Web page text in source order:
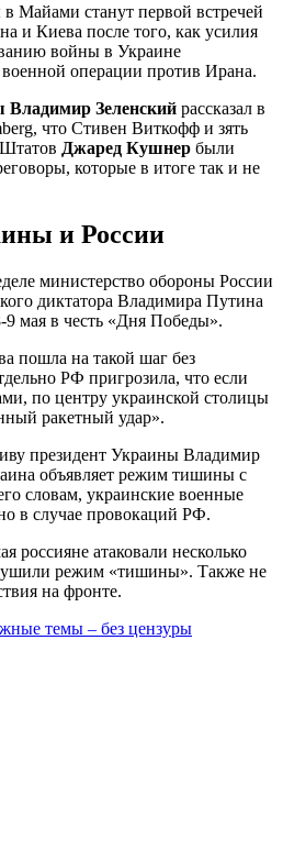
Майами станут первой встречей
и Киева после того, как усилия
войны в Украине
военной операции против Ирана.
Владимир Зеленский рассказал в
что Стивен Виткофф и зять
Джаред Кушнер были
которые в итоге так и не
и России
министерство обороны России
диктатора Владимира Путина
мая в честь «Дня Победы».
пошла на такой шаг без
РФ пригрозила, что если
по центру украинской столицы
ракетный удар».
президент Украины Владимир
объявляет режим тишины с
словам, украинские военные
в случае провокаций РФ.
россияне атаковали несколько
режим «тишины». Также не
на фронте.
темы – без цензуры